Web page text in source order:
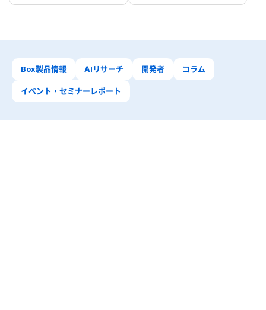
Box製品情報 AIリサーチ 開発者 コラム
イベント・セミナーレポート